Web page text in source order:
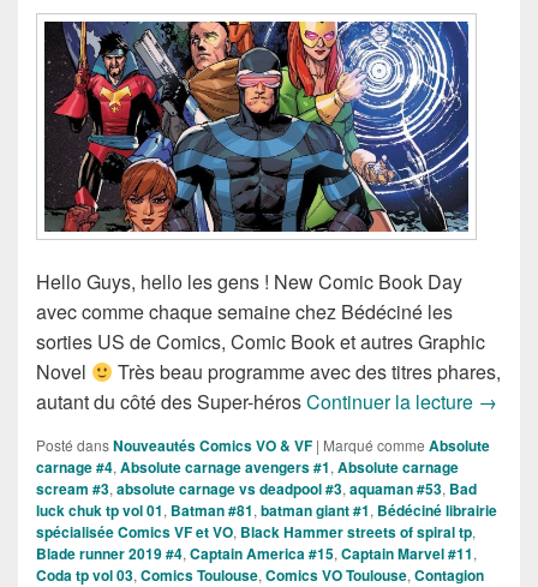
Hello Guys, hello les gens ! New Comic Book Day
avec comme chaque semaine chez Bédéciné les
sorties US de Comics, Comic Book et autres Graphic
Novel
Très beau programme avec des titres phares,
autant du côté des Super-hérosContinuer la lecture →
Posté dansNouveautés Comics VO & VF | Marqué comme Absolute
carnage #4, Absolute carnage avengers #1, Absolute carnage
scream #3, absolute carnage vs deadpool #3, aquaman #53, Bad
luck chuk tp vol 01, Batman #81, batman giant #1, Bédéciné librairie
spécialisée Comics VF et VO, Black Hammer streets of spiral tp,
Blade runner 2019 #4, Captain America #15, Captain Marvel #11,
Coda tp vol 03, Comics Toulouse, Comics VO Toulouse, Contagion